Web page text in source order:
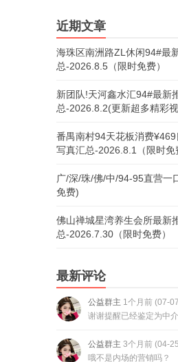
近期文章
海珠区南洲路ZL休闲94#最
总-2026.8.5（限时免费）
新团队!天河鑫水汇94#最新
总-2026.8.2(更新超多精彩
番禺南村94天花板消费
写真汇总-2026.8.1（限时免
广/深/珠/佛/中/94-95直营一
免费)
佛山禅城星湾养生会所最新
总-2026.7.30（限时免费）
最新评论
公益群主 1个月前 (07-
谢谢提醒已经鉴定为中
公益群主 3个月前 (04-
哦不是内场的营销吗？